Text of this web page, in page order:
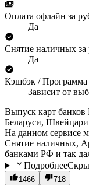
Оплата офлайн за
Да
Снятие наличных
Да
Кэшбэк / Программа
Зависит от
Выпуск карт банков
Беларуси,
На данном сервисе
Снятие наличных,
банками РФ и так
Подробнее
1466 718